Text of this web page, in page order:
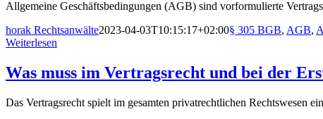
Allgemeine Geschäftsbedingungen (AGB) sind vorformulierte
horak Rechtsanwälte2023-04-03T10:15:17+02:00§ 305 BGB, AGB,
Weiterlesen
Was muss im Vertragsrecht und bei der
Das Vertragsrecht spielt im gesamten privatrechtlichen Rechtswesen